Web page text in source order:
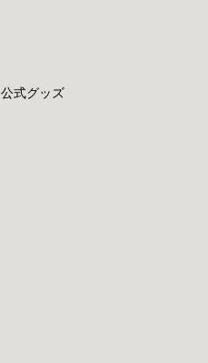
式グッズ